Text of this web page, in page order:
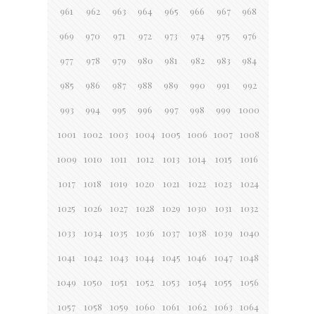
961 962 963 964 965 966 967 968
969 970 971 972 973 974 975 976
977 978 979 980 981 982 983 984
985 986 987 988 989 990 991 992
993 994 995 996 997 998 999 1000
1001 1002 1003 1004 1005 1006 1007 1008
1009 1010 1011 1012 1013 1014 1015 1016
1017 1018 1019 1020 1021 1022 1023 1024
1025 1026 1027 1028 1029 1030 1031 1032
1033 1034 1035 1036 1037 1038 1039 1040
1041 1042 1043 1044 1045 1046 1047 1048
1049 1050 1051 1052 1053 1054 1055 1056
1057 1058 1059 1060 1061 1062 1063 1064